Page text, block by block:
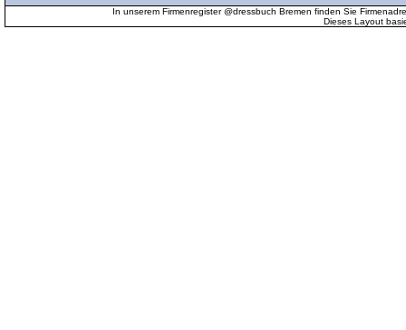
In unserem Firmenregister @dressbuch Bremen finden Sie
Dieses Layout